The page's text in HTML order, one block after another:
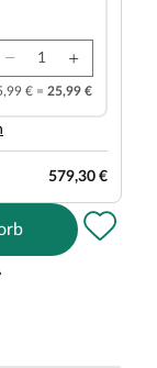
€ = 25,99 €
579,30 €